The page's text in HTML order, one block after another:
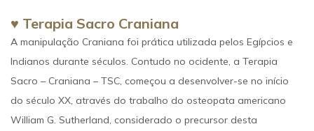
♥ Terapia Sacro Craniana
A manipulação Craniana foi prática utilizada pelos Egípcios e
Indianos durante séculos. Contudo no ocidente, a Terapia
Sacro – Craniana – TSC, começou a desenvolver-se no início
do século XX, através do trabalho do osteopata americano
William G. Sutherland, considerado o precursor desta